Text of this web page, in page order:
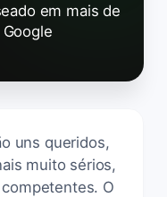
em mais de
uns queridos,
muito sérios,
O